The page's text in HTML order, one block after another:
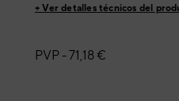
+ Ver detalles técnicos del
PVP -71,18 €